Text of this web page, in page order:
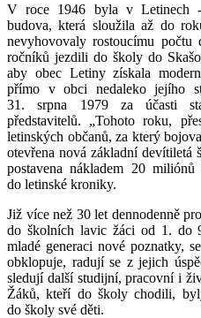
V roce 1946 byla v Letinech
budova, která sloužila až do
nevyhovovaly rostoucímu
ročníků jezdili do školy do
aby obec Letiny získala
přímo v obci nedaleko jejího
31. srpna 1979 za účasti
představitelů. „Tohoto roku,
letinských občanů, za který
otevřena nová základní devítiletá
postavena nákladem 20
do letinské kroniky.
Již více než 30 let dennodenně
do školních lavic žáci od 1. do
mladé generaci nové poznatky,
obklopuje, radují se z jejich
sledují další studijní, pracovní i
Žáků, kteří do školy chodili,
do školy své děti.